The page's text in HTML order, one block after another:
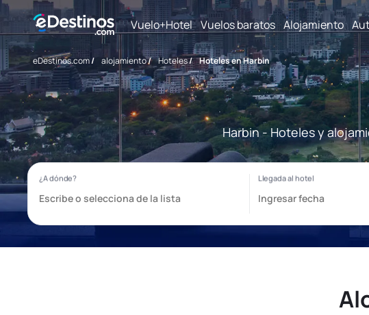
Vuelo+Hotel Vuelos baratos Alojamiento
eDestinos.com/ alojamiento/ Hoteles/ Hoteles en Harbin
Harbin - Hoteles y